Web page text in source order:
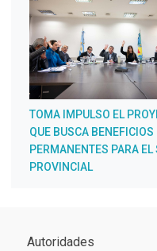
TOMA IMPULSO EL
QUE BUSCA BENEFICIOS
PERMANENTES PARA EL
PROVINCIAL
Autoridades